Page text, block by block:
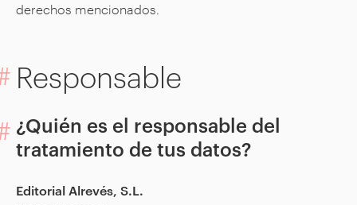
derechos mencionados.
Responsable
¿Quién es el responsable del
tratamiento de tus datos?
Editorial Alrevés, S.L.